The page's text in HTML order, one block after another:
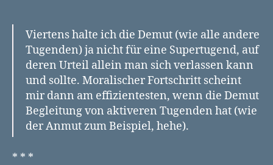
Viertens halte ich die Demut (wie alle andere
Tugenden) ja nicht für eine Supertugend, auf
deren Urteil allein man sich verlassen kann
und sollte. Moralischer Fortschritt scheint
mir dann am effizientesten, wenn die Demut
Begleitung von aktiveren Tugenden hat (wie
der Anmut zum Beispiel, hehe).
* * *